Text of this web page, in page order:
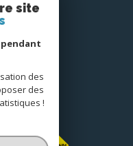
site
pendant
des
des
!